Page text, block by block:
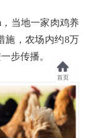
，当地一家肉鸡养
施，农场内约8万
步传播。
首页